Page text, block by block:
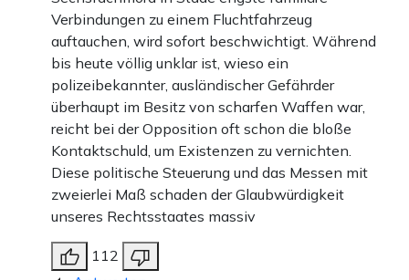
Verbindungen zu einem Fluchtfahrzeug
auftauchen, wird sofort beschwichtigt. Während
bis heute völlig unklar ist, wieso ein
polizeibekannter, ausländischer Gefährder
überhaupt im Besitz von scharfen Waffen war,
reicht bei der Opposition oft schon die bloße
Kontaktschuld, um Existenzen zu vernichten.
Diese politische Steuerung und das Messen mit
zweierlei Maß schaden der Glaubwürdigkeit
unseres Rechtsstaates massiv
112